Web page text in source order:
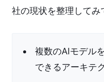
社の現状を整理してみ
複数のAIモデル
できるアーキテ